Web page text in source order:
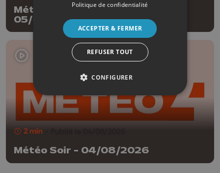
Météo Edition de la mi-journée -
05/08/2026
2 min
Météo Soir - 04/08/2026
Politique de confidentialité
ACCEPTER & FERMER
REFUSER TOUT
CONFIGURER